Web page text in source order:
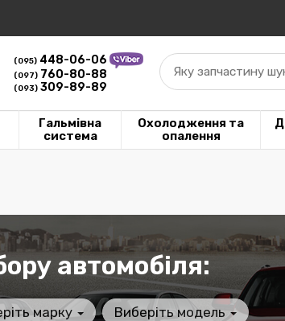
(095) 448-06-06
(097) 760-80-88
(093) 309-89-89
Яку запчастину
Гальмівна
система
Охолодження та
опалення
автомобіля:
марку Виберіть модель